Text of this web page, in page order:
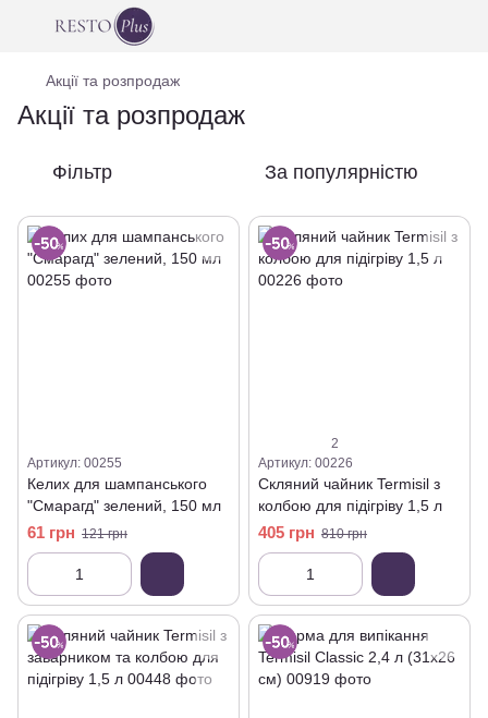
Акції та розпродаж
Акції та розпродаж
Фільтр За популярністю
Артикул: 00255
Келих для шампанського
"Смарагд" зелений, 150 мл
61 грн 121 грн
2
Артикул: 00226
Скляний чайник Termisil з
колбою для підігріву 1,5 л
405 грн 810 грн